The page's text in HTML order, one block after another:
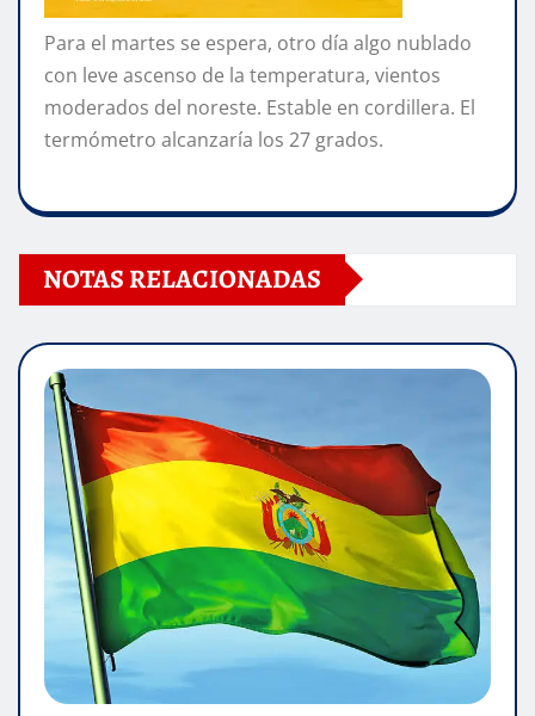
Para el martes se espera, otro día algo nublado
con leve ascenso de la temperatura, vientos
moderados del noreste. Estable en cordillera. El
termómetro alcanzaría los 27 grados.
NOTAS RELACIONADAS